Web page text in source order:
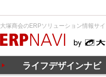
大塚商会のERPソリューション情報サ
ライフデザインナビ